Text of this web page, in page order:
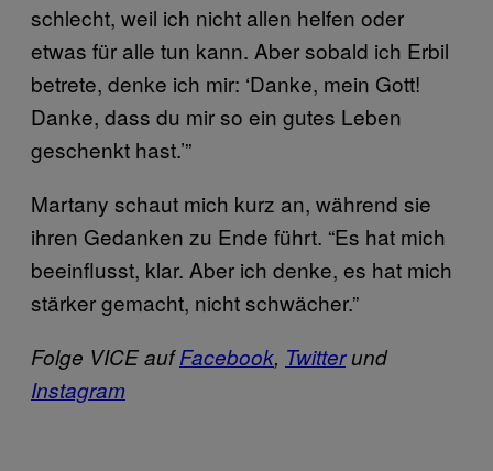
schlecht, weil ich nicht allen helfen oder
etwas für alle tun kann. Aber sobald ich Erbil
betrete, denke ich mir: ‘Danke, mein Gott!
Danke, dass du mir so ein gutes Leben
geschenkt hast.’”
Martany schaut mich kurz an, während sie
ihren Gedanken zu Ende führt. “Es hat mich
beeinflusst, klar. Aber ich denke, es hat mich
stärker gemacht, nicht schwächer.”
Folge VICE aufFacebook, Twitterund
Instagram